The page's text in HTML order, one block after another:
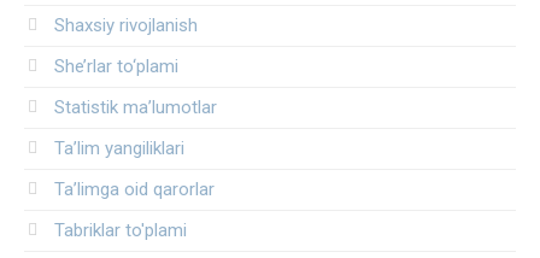
Shaxsiy rivojlanish
She’rlar to‘plami
Statistik ma’lumotlar
Ta’lim yangiliklari
Ta’limga oid qarorlar
Tabriklar to'plami